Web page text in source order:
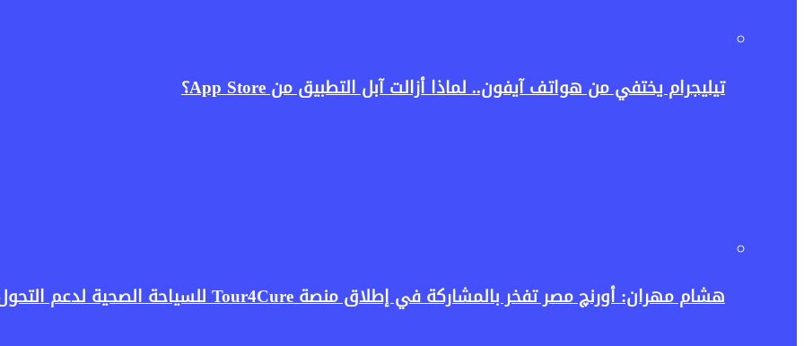
تيليجرام يختفي من هواتف آيفون.. لماذا أزالت آبل التطبيق من App Store؟
هشام مهران: أورنچ مصر تفخر بالمشاركة في إطلاق منصة Tour4Cure للسياحة الصحية لدعم التحول الرقمي